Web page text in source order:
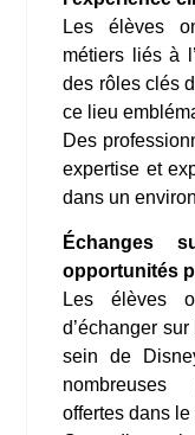
Les élèves
métiers liés à
des rôles clés
ce lieu
Des
expertise et
dans un
Échanges
opportunités
Les élèves
d’échanger
sein de
nombreuses
offertes dans le